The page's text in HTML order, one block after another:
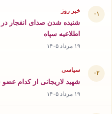
۰۱ خبر روز
شنیده شدن صدای انفجار
اطلاعیه سپاه
۱۹ مرداد ۱۴۰۵
۰۲ سیاسی
شهید لاریجانی از کدام
۱۹ مرداد ۱۴۰۵